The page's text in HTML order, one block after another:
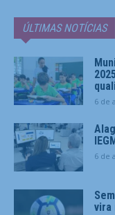
ÚLTIMAS NOTÍCIAS
6 de
6 de
vira